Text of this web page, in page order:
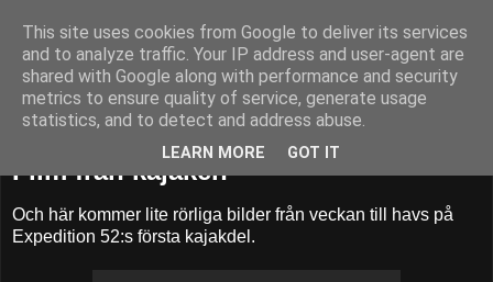
52adventures
Film från kajaken
Och här kommer lite rörliga bilder från veckan till havs på
Expedition 52:s första kajakdel.
This site uses cookies from Google to deliver its services
and to analyze traffic. Your IP address and user-agent are
shared with Google along with performance and security
metrics to ensure quality of service, generate usage
statistics, and to detect and address abuse.
LEARN MORE GOT IT